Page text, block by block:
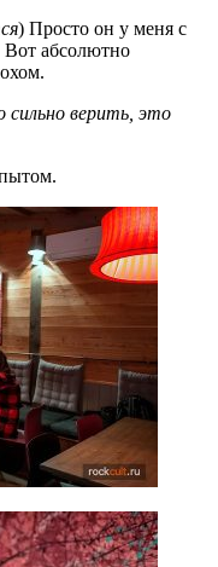
) Просто он у меня с
Вот абсолютно
сильно верить, это